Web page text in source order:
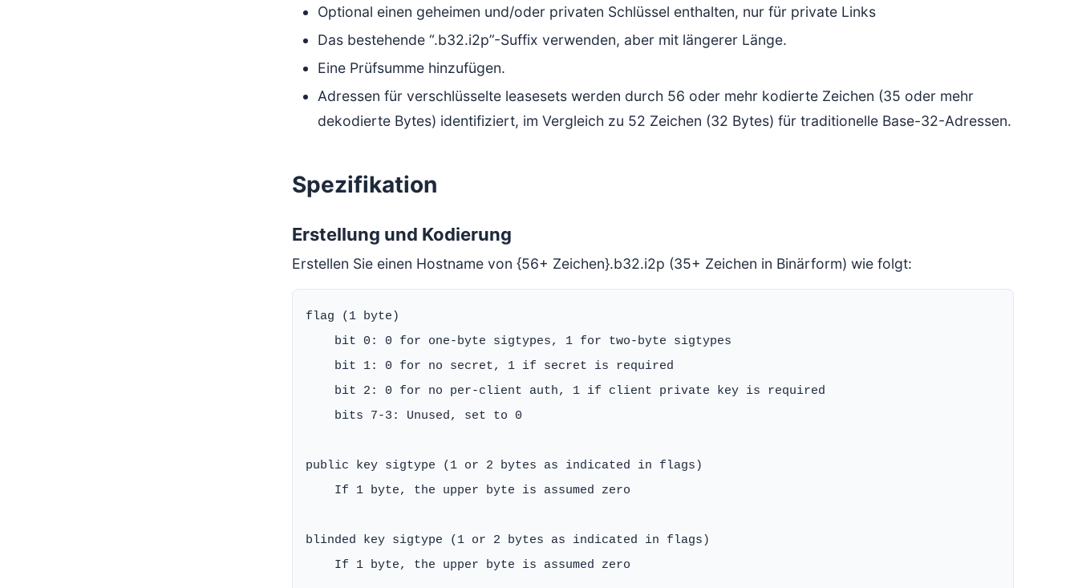
Optional einen geheimen und/oder privaten Schlüssel enthalten, nur für private Links
Das bestehende “.b32.i2p”-Suffix verwenden, aber mit längerer Länge.
Eine Prüfsumme hinzufügen.
Adressen für verschlüsselte leasesets werden durch 56 oder mehr kodierte Zeichen (35 oder mehr
dekodierte Bytes) identifiziert, im Vergleich zu 52 Zeichen (32 Bytes) für traditionelle Base-32-Adressen.
Spezifikation
Erstellung und Kodierung
Erstellen Sie einen Hostname von {56+ Zeichen}.b32.i2p (35+ Zeichen in Binärform) wie folgt:
flag (1 byte)
    bit 0: 0 for one-byte sigtypes, 1 for two-byte sigtypes
    bit 1: 0 for no secret, 1 if secret is required
    bit 2: 0 for no per-client auth, 1 if client private key is required
    bits 7-3: Unused, set to 0
public key sigtype (1 or 2 bytes as indicated in flags)
    If 1 byte, the upper byte is assumed zero
blinded key sigtype (1 or 2 bytes as indicated in flags)
    If 1 byte, the upper byte is assumed zero